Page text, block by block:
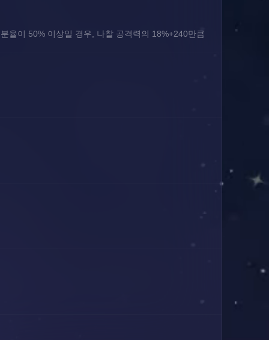
율이 50% 이상일 경우, 나찰 공격력의 18%+240만큼